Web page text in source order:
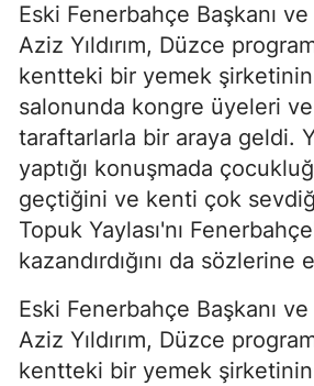
Eski Fenerbahçe Başkanı ve
Aziz Yıldırım, Düzce
kentteki bir yemek şirketinin
salonunda kongre üyeleri
taraftarlarla bir araya geldi.
yaptığı konuşmada
geçtiğini ve kenti çok
Topuk Yaylası'nı
kazandırdığını da sözlerine
Eski Fenerbahçe Başkanı ve
Aziz Yıldırım, Düzce
kentteki bir yemek şirketinin